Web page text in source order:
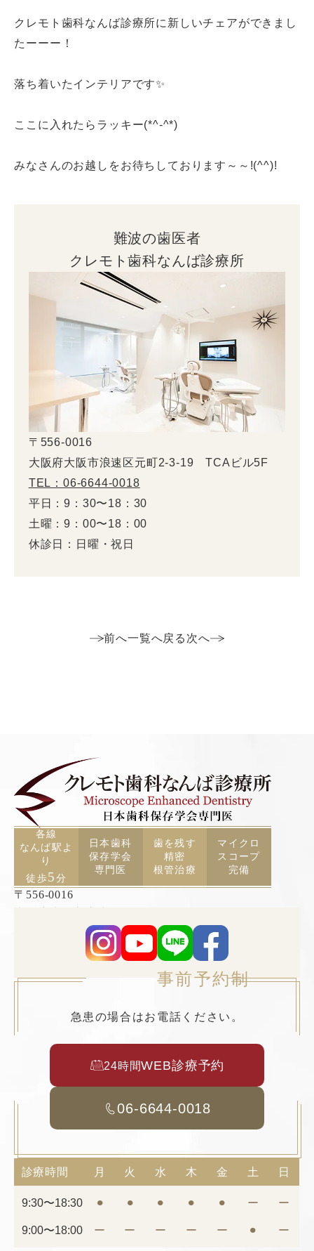
クレモト歯科なんば診療所に新しいチェアができまし
たーーー！
落ち着いたインテリアです✨
ここに入れたらラッキー(*^-^*)
みなさんのお越しをお待ちしております～～!(^^)!
難波の歯医者
クレモト歯科なんば診療所
〒556-0016
大阪府大阪市浪速区元町2-3-19 TCAビル5F
TEL：06-6644-0018
平日：9：30〜18：30
土曜：9：00〜18：00
休診日：日曜・祝日
前へ一覧へ戻る 次へ
各線
なんば駅よ
り
徒歩5分
日本歯科
保存学会
専門医
歯を残す
精密
根管治療
マイクロ
スコープ
完備
〒556-0016
事前予約制
急患の場合はお電話ください。
24時間WEB診療予約
06-6644-0018
診療時間 月 火 水 木 金 土 日
9:30〜18:30 ⚫︎ ⚫︎ ⚫︎ ⚫︎ ⚫︎ ー ー
9:00〜18:00 ー ー ー ー ー ⚫︎ ー